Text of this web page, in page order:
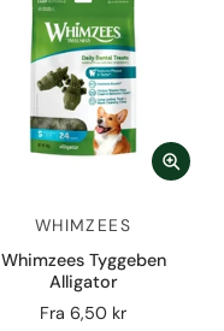
WHIMZEES
Whimzees Tyggeben
Alligator
Fra 6,50 kr